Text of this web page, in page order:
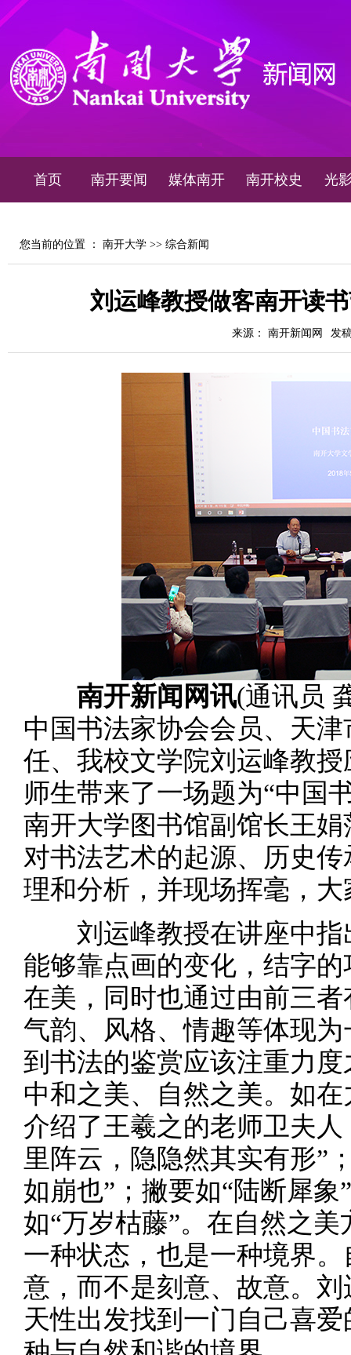
首页 南开要闻 媒体南开 南开校史 光
您当前的位置 ： 南开大学 >> 综合新闻
刘运峰教授做客南开读
来源： 南开新闻网 发
南开新闻网讯(通讯员
中国书法家协会会员、天
任、我校文学院刘运峰教
师生带来了一场题为“中国
南开大学图书馆副馆长王
对书法艺术的起源、历史
理和分析，并现场挥毫，
刘运峰教授在讲座中指
能够靠点画的变化，结字
在美，同时也通过由前三
气韵、风格、情趣等体现
到书法的鉴赏应该注重力
中和之美、自然之美。如
介绍了王羲之的老师卫夫
里阵云，隐隐然其实有形”
如崩也”；撇要如“陆断犀
如“万岁枯藤”。在自然之
一种状态，也是一种境界
意，而不是刻意、故意。
天性出发找到一门自己喜